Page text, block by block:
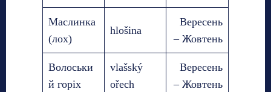
Маслинка
(лох)
hlošina
Вересень
– Жовтень
Волоськи
й горіх
vlašský
ořech
Вересень
– Жовтень